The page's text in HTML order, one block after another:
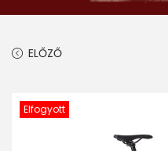
ELŐZŐ
Elfogyott